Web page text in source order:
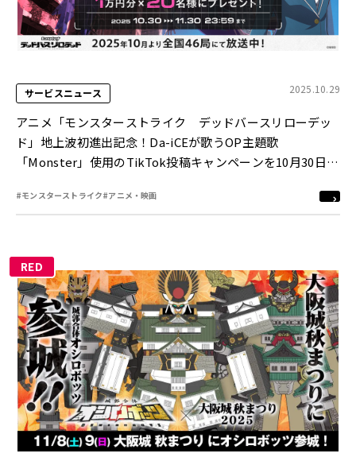
サービスニュース 2025.10.29
アニメ「モンスターストライク デッドバースリローデッ
ド」地上波初進出記念！Da-iCEが歌うOP主題歌
「Monster」使用のTikTok投稿キャンペーンを10月30日
#モンスターストライク#アニメ・映画
RED